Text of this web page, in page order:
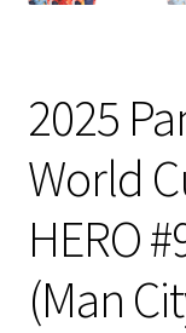
2025
World
HERO
(Man